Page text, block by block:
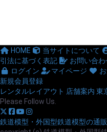
HOME 当サイトについて
引法に基づく表記
お問い合わ
ログイン
マイページ
新規会員登録
レンタルレイアウト 店舗案内 東
Please Follow Us.
鉄道模型・外国型鉄道模型の通